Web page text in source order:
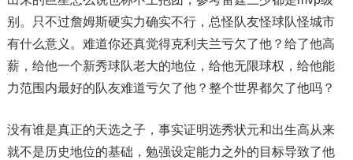
别。只不过詹姆斯硬实力确实不行，总怪队友怪球队怪城市
有什么意义。难道你还真觉得克利夫兰亏欠了他？给了他高
薪，给他一个新秀球队老大的地位，给他无限球权，给他能
力范围内最好的队友难道亏欠了他？整个世界都欠了他吗？
没有谁是真正的天选之子，事实证明选秀状元和出生高从来
就不是历史地位的基础，勉强设定能力之外的目标导致了他